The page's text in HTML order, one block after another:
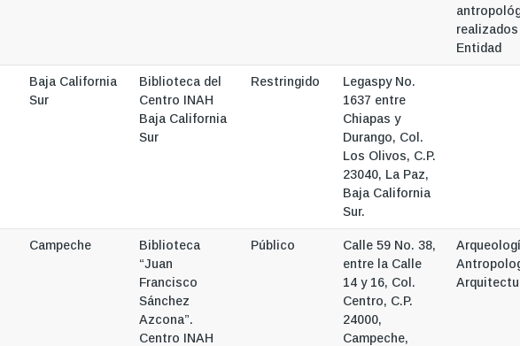
Entidad
Baja California
Sur
Biblioteca del
Centro INAH
Baja California
Sur
Restringido
Legaspy No.
1637 entre
Chiapas y
Durango, Col.
Los Olivos, C.P.
23040, La Paz,
Baja California
Sur.
Campeche
Biblioteca
“Juan
Francisco
Sánchez
Azcona”.
Centro INAH
Público
Calle 59 No. 38,
entre la Calle
14 y 16, Col.
Centro, C.P.
24000,
Campeche,